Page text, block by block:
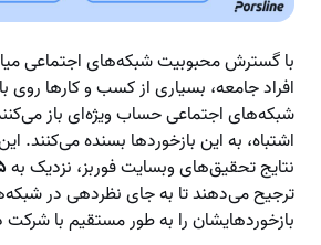
با گسترش محبوبیت شبکه‌های اجتماعی
افراد جامعه، بسیاری از کسب و کارها روی
شبکه‌های اجتماعی حساب ویژه‌ای باز
اشتباه، به این بازخوردها بسنده می‌کنند.
نتایج تحقیق‌های وبسایت فوربز، نزدیک به
ترجیح می‌دهند تا به جای نظردهی در
بازخوردهایشان را به طور مستقیم با شرکت